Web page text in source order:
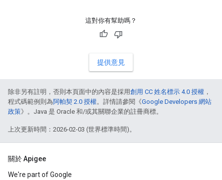
這對你有幫助嗎？
提供意見
除非另有註明，否則本頁面中的內容是採用創用 CC 姓名標示 4.0 授權 ，
程式碼範例則為阿帕契 2.0 授權。詳情請參閱《Google Developers 網站
政策》。Java 是 Oracle 和/或其關聯企業的註冊商標。
上次更新時間：2026-02-03 (世界標準時間)。
關於 Apigee
We're part of Google